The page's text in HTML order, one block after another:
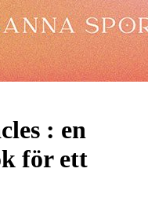
: en
för ett